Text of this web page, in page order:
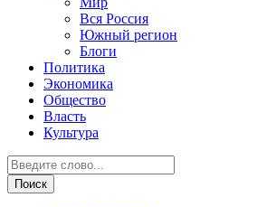
Вся Россия
Южный регион
Блоги
Политика
Экономика
Общество
Власть
Культура